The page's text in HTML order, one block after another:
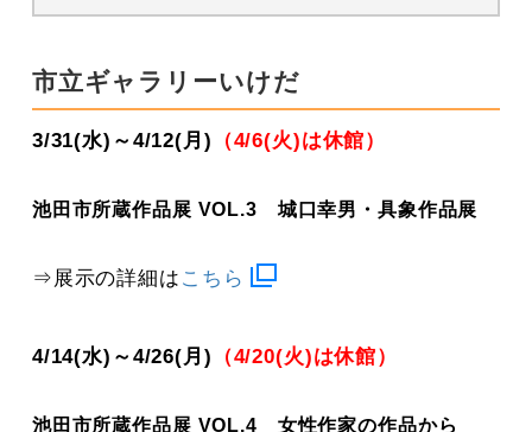
市立ギャラリーいけだ
3/31(水)～4/12(月) （4/6(火)は休館）
池田市所蔵作品展 VOL.3 城口幸男・具象作品展
⇒展示の詳細は こちら
4/14(水)～4/26(月) （4/20(火)は休館）
池田市所蔵作品展 VOL.4 女性作家の作品から